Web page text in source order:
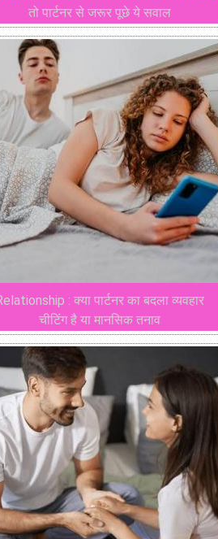
तो पार्टनर से जरूर पूछे ये सवाल
: क्या पार्टनर का बदला व्यवहार
चीटिंग है या मानसिक तनाव